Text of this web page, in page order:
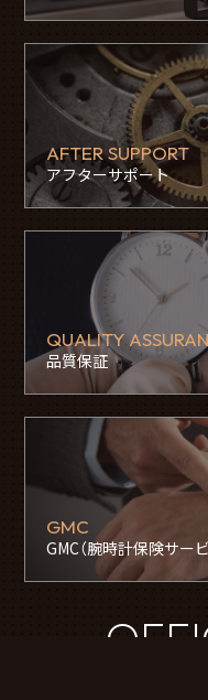
AFTER SUPPORT
アフターサポート
QUALITY
品質保証
GMC
GMC（腕時計保険サービ